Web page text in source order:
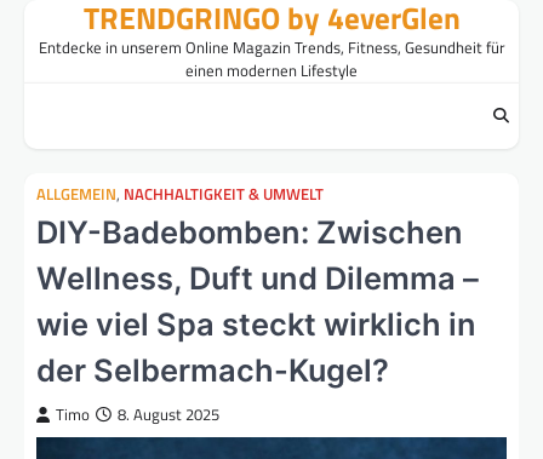
TRENDGRINGO by 4everGlen
Entdecke in unserem Online Magazin Trends, Fitness, Gesundheit für
einen modernen Lifestyle
ALLGEMEIN, NACHHALTIGKEIT & UMWELT
DIY-Badebomben: Zwischen
Wellness, Duft und Dilemma –
wie viel Spa steckt wirklich in
der Selbermach-Kugel?
Timo 8. August 2025